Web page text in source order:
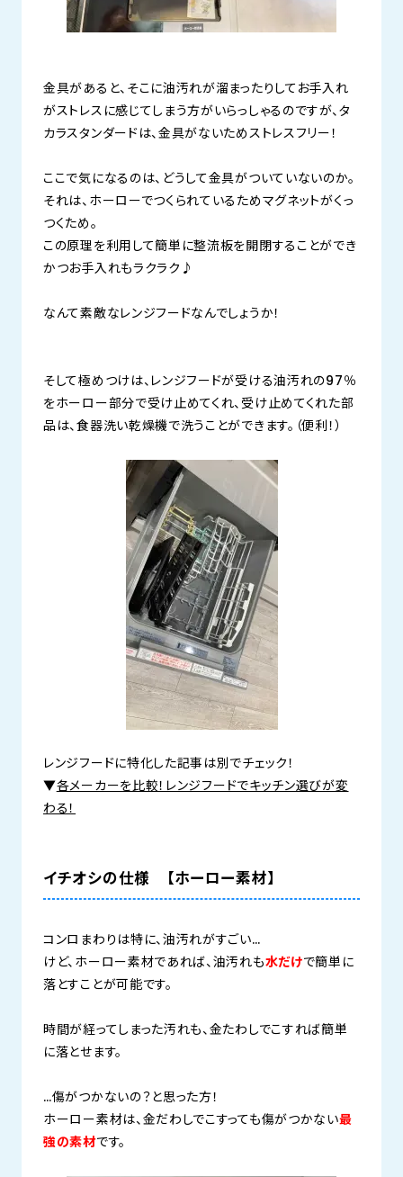
金具があると、そこに油汚れが溜まったりしてお手入れ
がストレスに感じてしまう方がいらっしゃるのですが、タ
カラスタンダードは、金具がないためストレスフリー！
ここで気になるのは、どうして金具がついていないのか。
それは、ホーローでつくられているためマグネットがくっ
つくため。
この原理を利用して簡単に整流板を開閉することができ
かつお手入れもラクラク♪
なんて素敵なレンジフードなんでしょうか！
そして極めつけは、レンジフードが受ける油汚れの97％
をホーロー部分で受け止めてくれ、受け止めてくれた部
品は、食器洗い乾燥機で洗うことができます。（便利！）
レンジフードに特化した記事は別でチェック！
▼各メーカーを比較！レンジフードでキッチン選びが変
わる！
イチオシの仕様 【ホーロー素材】
コンロまわりは特に、油汚れがすごい…
けど、ホーロー素材であれば、油汚れも水だけで簡単に
落とすことが可能です。
時間が経ってしまった汚れも、金たわしでこすれば簡単
に落とせます。
…傷がつかないの？と思った方！
ホーロー素材は、金だわしでこすっても傷がつかない最
強の素材です。